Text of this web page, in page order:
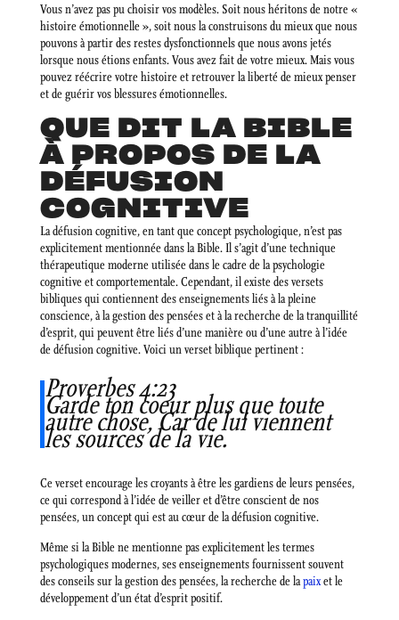
Vous n’avez pas pu choisir vos modèles. Soit nous héritons de notre «
histoire émotionnelle », soit nous la construisons du mieux que nous
pouvons à partir des restes dysfonctionnels que nous avons jetés
lorsque nous étions enfants. Vous avez fait de votre mieux. Mais vous
pouvez réécrire votre histoire et retrouver la liberté de mieux penser
et de guérir vos blessures émotionnelles.
QUE DIT LA BIBLE
À PROPOS DE LA
DÉFUSION
COGNITIVE
La défusion cognitive, en tant que concept psychologique, n’est pas
explicitement mentionnée dans la Bible. Il s’agit d’une technique
thérapeutique moderne utilisée dans le cadre de la psychologie
cognitive et comportementale. Cependant, il existe des versets
bibliques qui contiennent des enseignements liés à la pleine
conscience, à la gestion des pensées et à la recherche de la tranquillité
d’esprit, qui peuvent être liés d’une manière ou d’une autre à l’idée
de défusion cognitive. Voici un verset biblique pertinent :
Proverbes 4:23
Garde ton coeur plus que toute
autre chose, Car de lui viennent
les sources de la vie.
Ce verset encourage les croyants à être les gardiens de leurs pensées,
ce qui correspond à l’idée de veiller et d’être conscient de nos
pensées, un concept qui est au cœur de la défusion cognitive.
Même si la Bible ne mentionne pas explicitement les termes
psychologiques modernes, ses enseignements fournissent souvent
des conseils sur la gestion des pensées, la recherche de lapaixet le
développement d’un état d’esprit positif.